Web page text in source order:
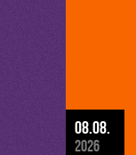
08.08.
2026